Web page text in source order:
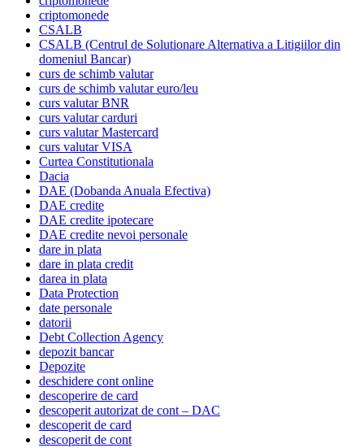
criptomonede
CSALB
CSALB (Centrul de Solutionare Alternativa a Litigiilor din
domeniul Bancar)
curs de schimb valutar
curs de schimb valutar euro/leu
curs valutar BNR
curs valutar carduri
curs valutar Mastercard
curs valutar VISA
Curtea Constitutionala
Dacia
DAE (Dobanda Anuala Efectiva)
DAE credite
DAE credite ipotecare
DAE credite nevoi personale
dare in plata
dare in plata credit
darea in plata
Data Protection
date personale
datorii
Debt Collection Agency
depozit bancar
Depozite
deschidere cont online
descoperire de card
descoperit autorizat de cont – DAC
descoperit de card
descoperit de cont